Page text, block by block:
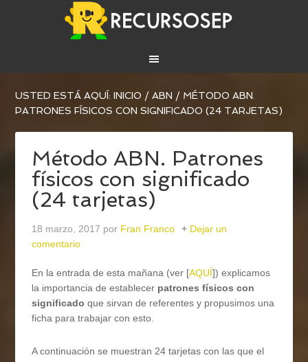
USTED ESTÁ AQUÍ:INICIO / ABN / MÉTODO ABN.
PATRONES FÍSICOS CON SIGNIFICADO (24 TARJETAS)
Método ABN. Patrones
físicos con significado
(24 tarjetas)
18 marzo, 2017 por Fran Franco
Dejar un
comentario
En la entrada de esta mañana (ver [AQUÍ]) explicamos
la importancia de establecer patrones físicos con
significado que sirvan de referentes y propusimos una
ficha para trabajar con esto.
A continuación se muestran 24 tarjetas con las que el